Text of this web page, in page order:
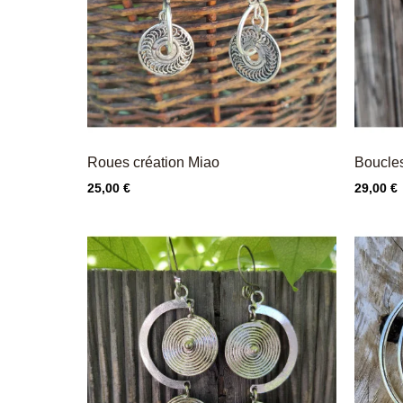
Roues création Miao
Prix
25,00 € Prix
29,00 €